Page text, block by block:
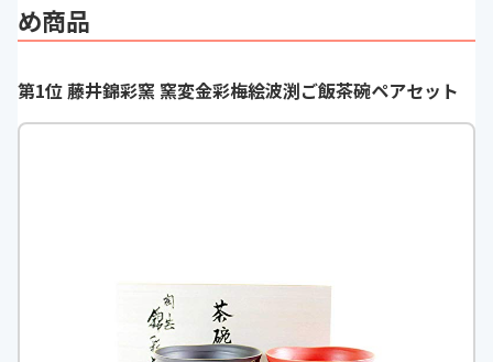
め商品
第1位 藤井錦彩窯 窯変金彩梅絵波渕ご飯茶碗ペアセット